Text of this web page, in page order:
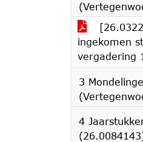
ingekomen
vergadering
3
4